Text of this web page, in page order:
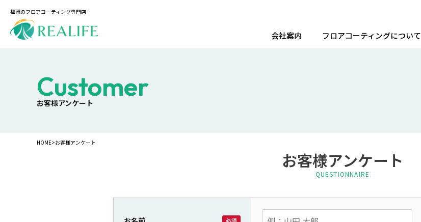
福岡のフロアコーティング専門店
会社案内 フロアコーティングについて
お客様アンケート
customer
HOME>お客様アンケート
お客様アンケート
QUESTIONNAIRE